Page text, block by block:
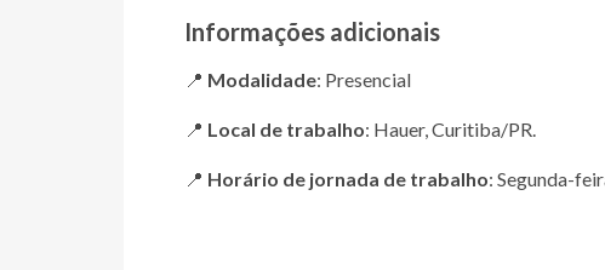
Informações adicionais
📍 Modalidade: Presencial
📍 Local de trabalho: Hauer, Curitiba/PR.
📍 Horário de jornada de trabalho: Segunda-